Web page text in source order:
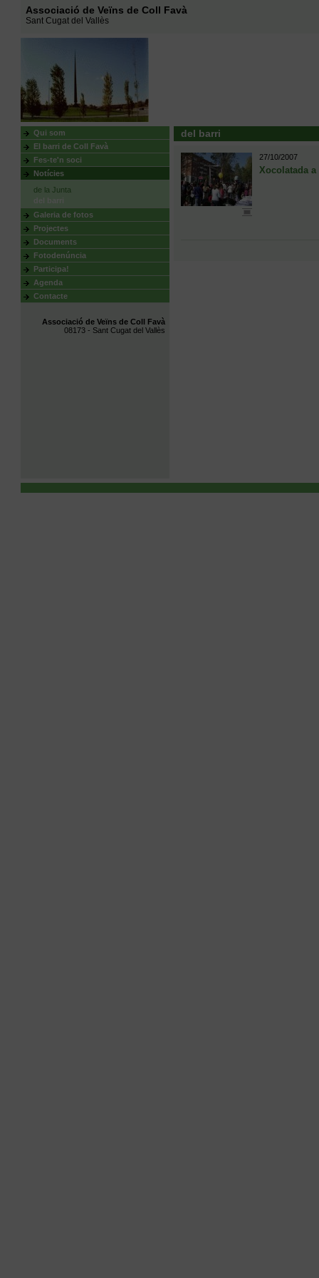
Associació de Veïns de Coll Favà
Sant Cugat del Vallès
Qui som
El barri de Coll Favà
Fes-te'n soci
Notícies
de la Junta
Galeria de fotos
Projectes
Documents
Fotodenúncia
Participa!
Agenda
Contacte
Associació de Veïns de Coll Favà
08173 - Sant Cugat del Vallès
del barri
27/10/2007
Xocolatada